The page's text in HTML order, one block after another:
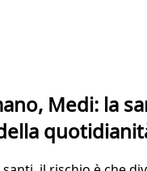
Medi: la